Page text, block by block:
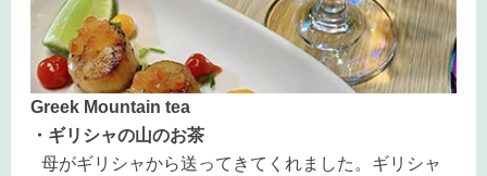
Greek Mountain tea
・ギリシャの山のお茶
母がギリシャから送ってきてくれました。ギリシャ